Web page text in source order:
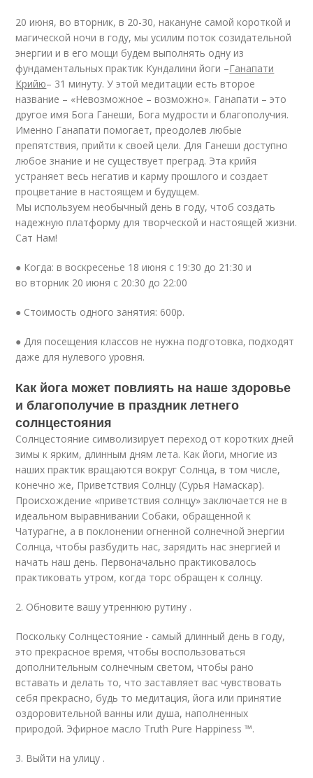
20 июня, во вторник, в 20-30, накануне самой короткой и
магической ночи в году, мы усилим поток созидательной
энергии и в его мощи будем выполнять одну из
фундаментальных практик Кундалини йоги –Ганапати
Крийю– 31 минуту. У этой медитации есть второе
название – «Невозможное – возможно». Ганапати – это
другое имя Бога Ганеши, Бога мудрости и благополучия.
Именно Ганапати помогает, преодолев любые
препятствия, прийти к своей цели. Для Ганеши доступно
любое знание и не существует преград. Эта крийя
устраняет весь негатив и карму прошлого и создает
процветание в настоящем и будущем.
Мы используем необычный день в году, чтоб создать
надежную платформу для творческой и настоящей жизни.
Сат Нам!
● Когда: в воскресенье 18 июня с 19:30 до 21:30 и
во вторник 20 июня с 20:30 до 22:00
● Стоимость одного занятия: 600р.
● Для посещения классов не нужна подготовка, подходят
даже для нулевого уровня.
Как йога может повлиять на наше здоровье
и благополучие в праздник летнего
солнцестояния
Солнцестояние символизирует переход от коротких дней
зимы к ярким, длинным дням лета. Как йоги, многие из
наших практик вращаются вокруг Солнца, в том числе,
конечно же, Приветствия Солнцу (Сурья Намаскар).
Происхождение «приветствия солнцу» заключается не в
идеальном выравнивании Собаки, обращенной к
Чатурагне, а в поклонении огненной солнечной энергии
Солнца, чтобы разбудить нас, зарядить нас энергией и
начать наш день. Первоначально практиковалось
практиковать утром, когда торс обращен к солнцу.
2. Обновите вашу утреннюю рутину .
Поскольку Солнцестояние - самый длинный день в году,
это прекрасное время, чтобы воспользоваться
дополнительным солнечным светом, чтобы рано
вставать и делать то, что заставляет вас чувствовать
себя прекрасно, будь то медитация, йога или принятие
оздоровительной ванны или душа, наполненных
природой. Эфирное масло Truth Pure Happiness ™.
3. Выйти на улицу .